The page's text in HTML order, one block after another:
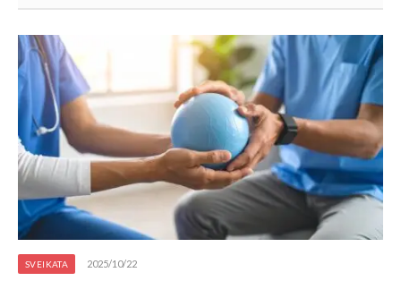
SVEIKATA 2025/10/22